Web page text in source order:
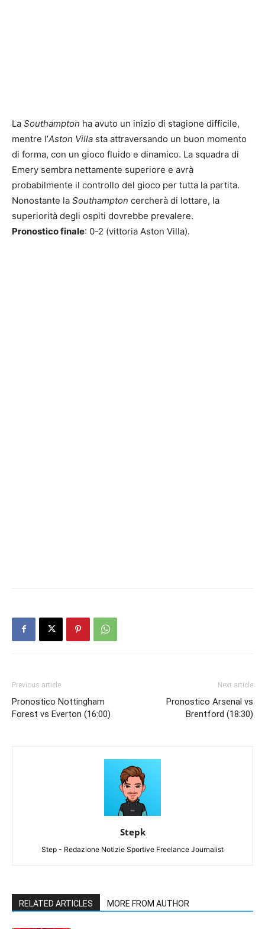
La Southampton ha avuto un inizio di stagione difficile,
mentre l’Aston Villa sta attraversando un buon momento
di forma, con un gioco fluido e dinamico. La squadra di
Emery sembra nettamente superiore e avrà
probabilmente il controllo del gioco per tutta la partita.
Nonostante la Southampton cercherà di lottare, la
superiorità degli ospiti dovrebbe prevalere.
Pronostico finale: 0-2 (vittoria Aston Villa).
Previous article
Pronostico Nottingham
Forest vs Everton (16:00)
Next article
Pronostico Arsenal vs
Brentford (18:30)
Stepk
Step - Redazione Notizie Sportive Freelance Journalist
RELATED ARTICLES MORE FROM AUTHOR